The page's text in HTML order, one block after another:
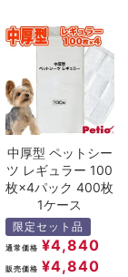
中厚型 ペットシー
ツ レギュラー 100
枚×4パック 400枚
1ケース
限定セット品
通常価格 ¥4,840
販売価格 ¥4,840